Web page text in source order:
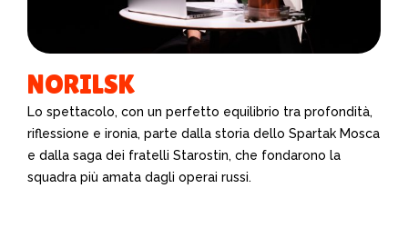
NORILSK
Lo spettacolo, con un perfetto equilibrio tra profondità,
riflessione e ironia, parte dalla storia dello Spartak Mosca
e dalla saga dei fratelli Starostin, che fondarono la
squadra più amata dagli operai russi.